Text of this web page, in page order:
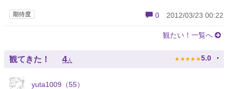
期待度 0 2012/03/23 00:22
観たい！一覧へ
観てきた！ 4 人 ★ ★ ★ ★ ★ 5.0
yuta1009（55）